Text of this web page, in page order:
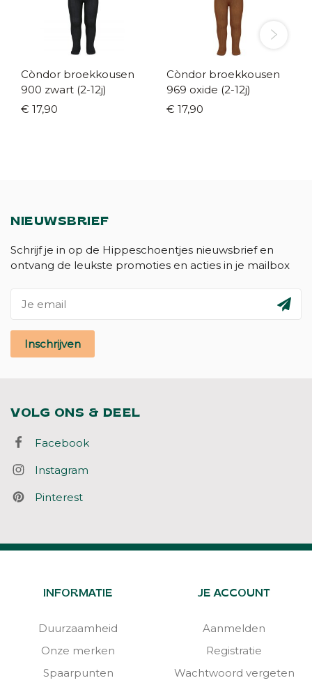
Còndor broekkousen
900 zwart (2-12j)
€ 17,90
Còndor broekkousen
969 oxide (2-12j)
€ 17,90
NIEUWSBRIEF
Schrijf je in op de Hippeschoentjes nieuwsbrief en
ontvang de leukste promoties en acties in je mailbox
Inschrijven
VOLG ONS & DEEL
Facebook
Instagram
Pinterest
INFORMATIE
Duurzaamheid
Onze merken
Spaarpunten
JE ACCOUNT
Aanmelden
Registratie
Wachtwoord vergeten